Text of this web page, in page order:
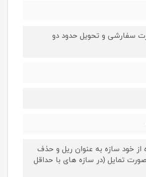
سفارشی و تحویل حدود دو
از خود سازه به عنوان ریل و حذف
تمایل (در سازه های با حداقل